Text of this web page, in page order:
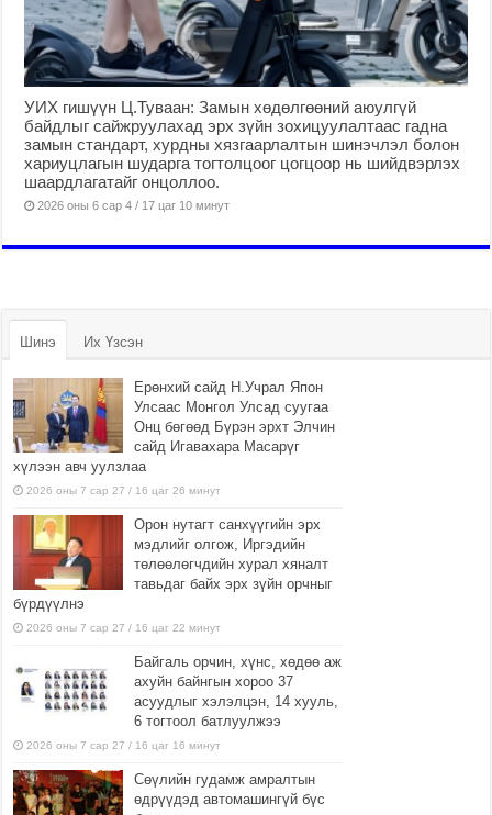
УИХ гишүүн Ц.Туваан: Замын хөдөлгөөний аюулгүй
байдлыг сайжруулахад эрх зүйн зохицуулалтаас гадна
замын стандарт, хурдны хязгаарлалтын шинэчлэл болон
хариуцлагын шударга тогтолцоог цогцоор нь шийдвэрлэх
шаардлагатайг онцоллоо.
2026 оны 6 сар 4 / 17 цаг 10 минут
Шинэ Их Үзсэн
Ерөнхий сайд Н.Учрал Япон
Улсаас Монгол Улсад суугаа
Онц бөгөөд Бүрэн эрхт Элчин
сайд Игавахара Масарүг
хүлээн авч уулзлаа
2026 оны 7 сар 27 / 16 цаг 26 минут
Орон нутагт санхүүгийн эрх
мэдлийг олгож, Иргэдийн
төлөөлөгчдийн хурал хяналт
тавьдаг байх эрх зүйн орчныг
бүрдүүлнэ
2026 оны 7 сар 27 / 16 цаг 22 минут
Байгаль орчин, хүнс, хөдөө аж
ахуйн байнгын хороо 37
асуудлыг хэлэлцэн, 14 хууль,
6 тогтоол батлуулжээ
2026 оны 7 сар 27 / 16 цаг 16 минут
Сөүлийн гудамж амралтын
өдрүүдэд автомашингүй бүс